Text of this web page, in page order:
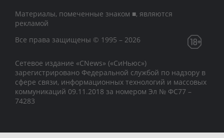
Материалы, помеченные знаком ■, являются
рекламой
Все права защищены © 1995 – 2026
Сетевое издание «CNews» («СиНьюс»)
зарегистрировано Федеральной службой по надзору в
сфере связи, информационных технологий и массовых
коммуникаций 09.11.2018 за номером Эл № ФС77 –
74283